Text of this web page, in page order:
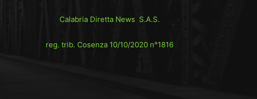
Calabria Diretta News S.A.S.
reg. trib. Cosenza 10/10/2020 n°1816